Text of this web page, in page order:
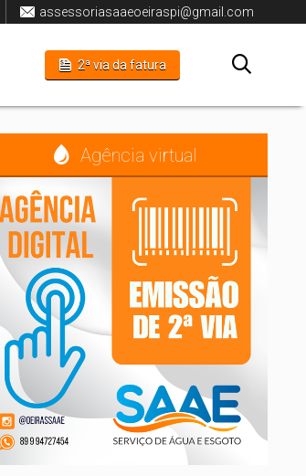
assessoriasaaeoeiraspi@gmail.com
2ª via da fatura
Agência virtual